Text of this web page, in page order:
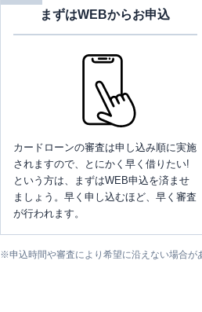
まずはWEBからお申込
カードローンの審査は申し込み順に実施
されますので、とにかく早く借りたい!
という方は、まずはWEB申込を済ませ
ましょう。早く申し込むほど、早く審査
が行われます。
※申込時間や審査により希望に沿えない場合が